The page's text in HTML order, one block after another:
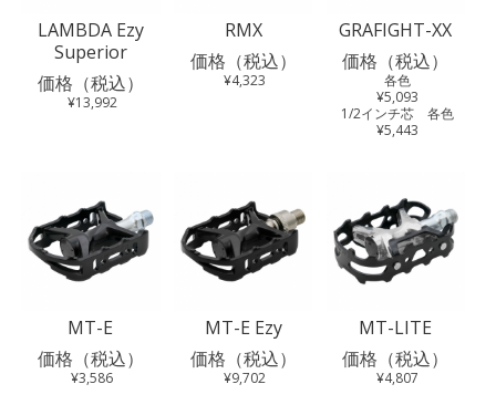
LAMBDA Ezy
Superior
価格（税込）
¥13,992
RMX
価格（税込）
¥4,323
GRAFIGHT-XX
価格（税込）
各色
¥5,093
1/2インチ芯 各色
¥5,443
MT-E
価格（税込）
¥3,586
MT-E Ezy
価格（税込）
¥9,702
MT-LITE
価格（税込）
¥4,807